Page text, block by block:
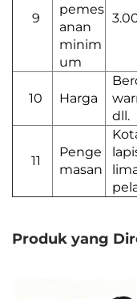
9
pemes
anan
minim
um
10 Harga
dll.
11
Penge
masan
Produk yang